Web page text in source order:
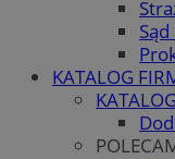
KATALOG